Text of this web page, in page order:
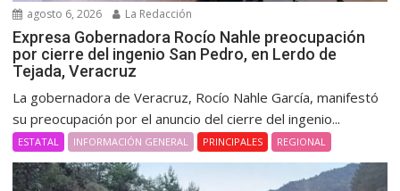
agosto 6, 2026 La Redacción
Expresa Gobernadora Rocío Nahle preocupación
por cierre del ingenio San Pedro, en Lerdo de
Tejada, Veracruz
La gobernadora de Veracruz, Rocío Nahle García, manifestó
su preocupación por el anuncio del cierre del ingenio...
ESTATAL INFORMACIÓN GENERAL PRINCIPALES REGIONAL